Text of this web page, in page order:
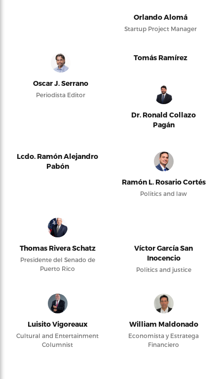
Orlando Alomá
Startup Project Manager
Oscar J. Serrano
Periodista Editor
Tomás Ramírez
Dr. Ronald Collazo
Pagán
Lcdo. Ramón Alejandro
Pabón
Ramón L. Rosario Cortés
Politics and law
Thomas Rivera Schatz
Presidente del Senado de
Puerto Rico
Víctor García San
Inocencio
Politics and justice
Luisito Vigoreaux
Cultural and Entertainment
Columnist
William Maldonado
Economista y Estratega
Financiero